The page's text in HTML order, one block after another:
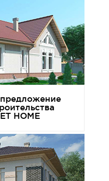
HOME